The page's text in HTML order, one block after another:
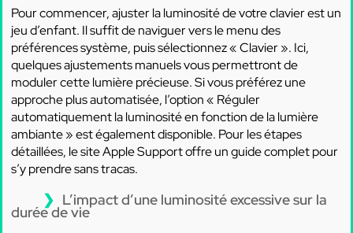
Pour commencer, ajuster la luminosité de votre clavier est un
jeu d’enfant. Il suffit de naviguer vers le menu des
préférences système, puis sélectionnez « Clavier ». Ici,
quelques ajustements manuels vous permettront de
moduler cette lumière précieuse. Si vous préférez une
approche plus automatisée, l’option « Réguler
automatiquement la luminosité en fonction de la lumière
ambiante » est également disponible. Pour les étapes
détaillées, le site Apple Support offre un guide complet pour
s’y prendre sans tracas.
L’impact d’une luminosité excessive sur la
durée de vie